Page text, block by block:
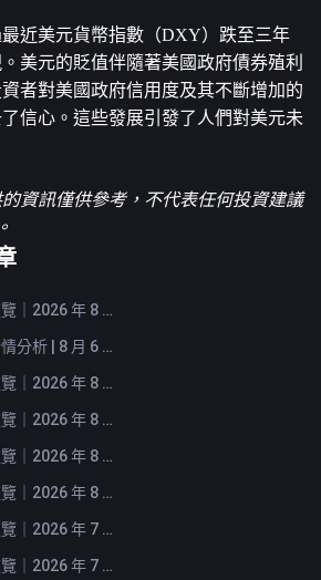
近美元貨幣指數（DXY）跌至三年
美元的貶值伴隨著美國政府債券殖利
者對美國政府信用度及其不斷增加的
信心。這些發展引發了人們對美元未
資訊僅供參考，不代表任何投資建議
FameEX 今日新聞速覽｜2026 年 8 月 7 日
FameEX 加密貨幣行情分析 | 8 月 6 日, 2026
FameEX 今日新聞速覽｜2026 年 8 月 6 日
FameEX 今日新聞速覽｜2026 年 8 月 5 日
FameEX 今日新聞速覽｜2026 年 8 月 4 日
FameEX 今日新聞速覽｜2026 年 8 月 3 日
FameEX 今日新聞速覽｜2026 年 7 月 31 日
FameEX 今日新聞速覽｜2026 年 7 月 30 日